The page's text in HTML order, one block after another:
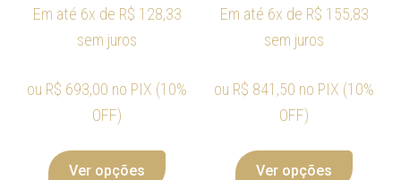
Em até 6x de R$ 128,33
sem juros
ou R$ 693,00 no PIX (10%
OFF)
Ver opções
Em até 6x de R$ 155,83
sem juros
ou R$ 841,50 no PIX (10%
OFF)
Ver opções